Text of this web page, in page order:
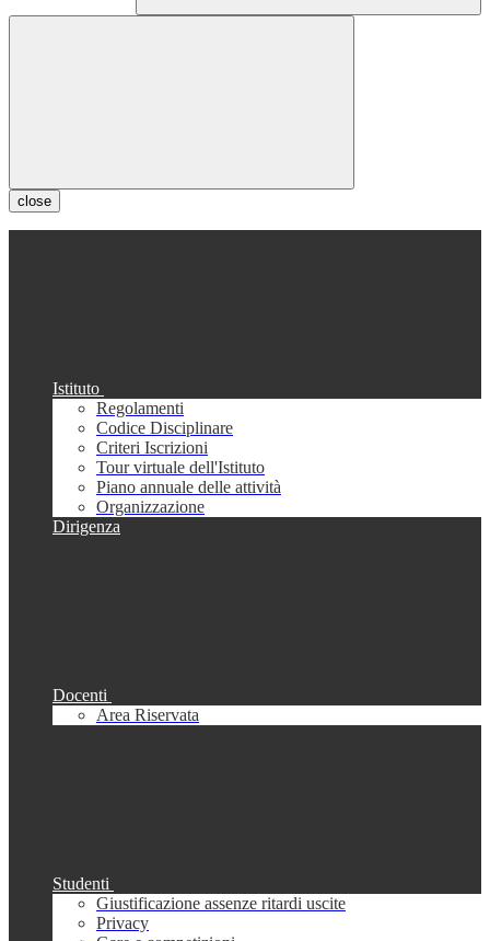
close
Istituto
Regolamenti
Codice Disciplinare
Criteri Iscrizioni
Tour virtuale dell'Istituto
Piano annuale delle attività
Organizzazione
Dirigenza
Docenti
Area Riservata
Studenti
Giustificazione assenze ritardi uscite
Privacy